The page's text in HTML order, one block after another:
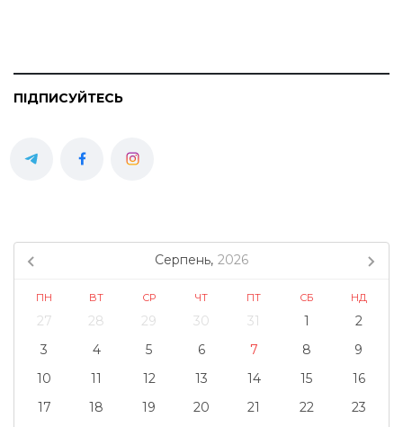
ПІДПИСУЙТЕСЬ
Серпень, 2026
ПН ВТ СР ЧТ ПТ СБ НД
27 28 29 30 31 1
2
3
4 5 6 7 8
9
10
11 12 13 14 15
16
17
18 19 20 21 22
23